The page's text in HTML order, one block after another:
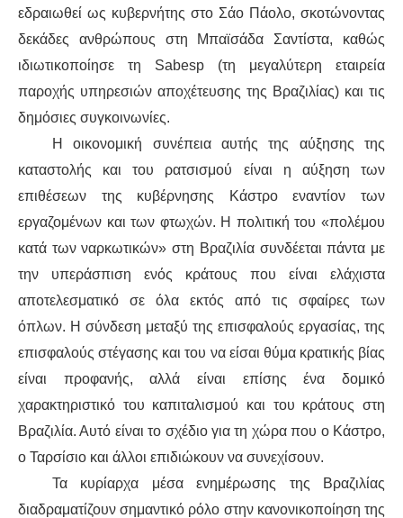
εδραιωθεί ως κυβερνήτης στο Σάο Πάολο, σκοτώνοντας
δεκάδες ανθρώπους στη Μπαϊσάδα Σαντίστα, καθώς
ιδιωτικοποίησε τη Sabesp (τη μεγαλύτερη εταιρεία
παροχής υπηρεσιών αποχέτευσης της Βραζιλίας) και τις
δημόσιες συγκοινωνίες.
Η οικονομική συνέπεια αυτής της αύξησης της
καταστολής και του ρατσισμού είναι η αύξηση των
επιθέσεων της κυβέρνησης Κάστρο εναντίον των
εργαζομένων και των φτωχών. Η πολιτική του «πολέμου
κατά των ναρκωτικών» στη Βραζιλία συνδέεται πάντα με
την υπεράσπιση ενός κράτους που είναι ελάχιστα
αποτελεσματικό σε όλα εκτός από τις σφαίρες των
όπλων. Η σύνδεση μεταξύ της επισφαλούς εργασίας, της
επισφαλούς στέγασης και του να είσαι θύμα κρατικής βίας
είναι προφανής, αλλά είναι επίσης ένα δομικό
χαρακτηριστικό του καπιταλισμού και του κράτους στη
Βραζιλία. Αυτό είναι το σχέδιο για τη χώρα που ο Κάστρο,
ο Ταρσίσιο και άλλοι επιδιώκουν να συνεχίσουν.
Τα κυρίαρχα μέσα ενημέρωσης της Βραζιλίας
διαδραματίζουν σημαντικό ρόλο στην κανονικοποίηση της